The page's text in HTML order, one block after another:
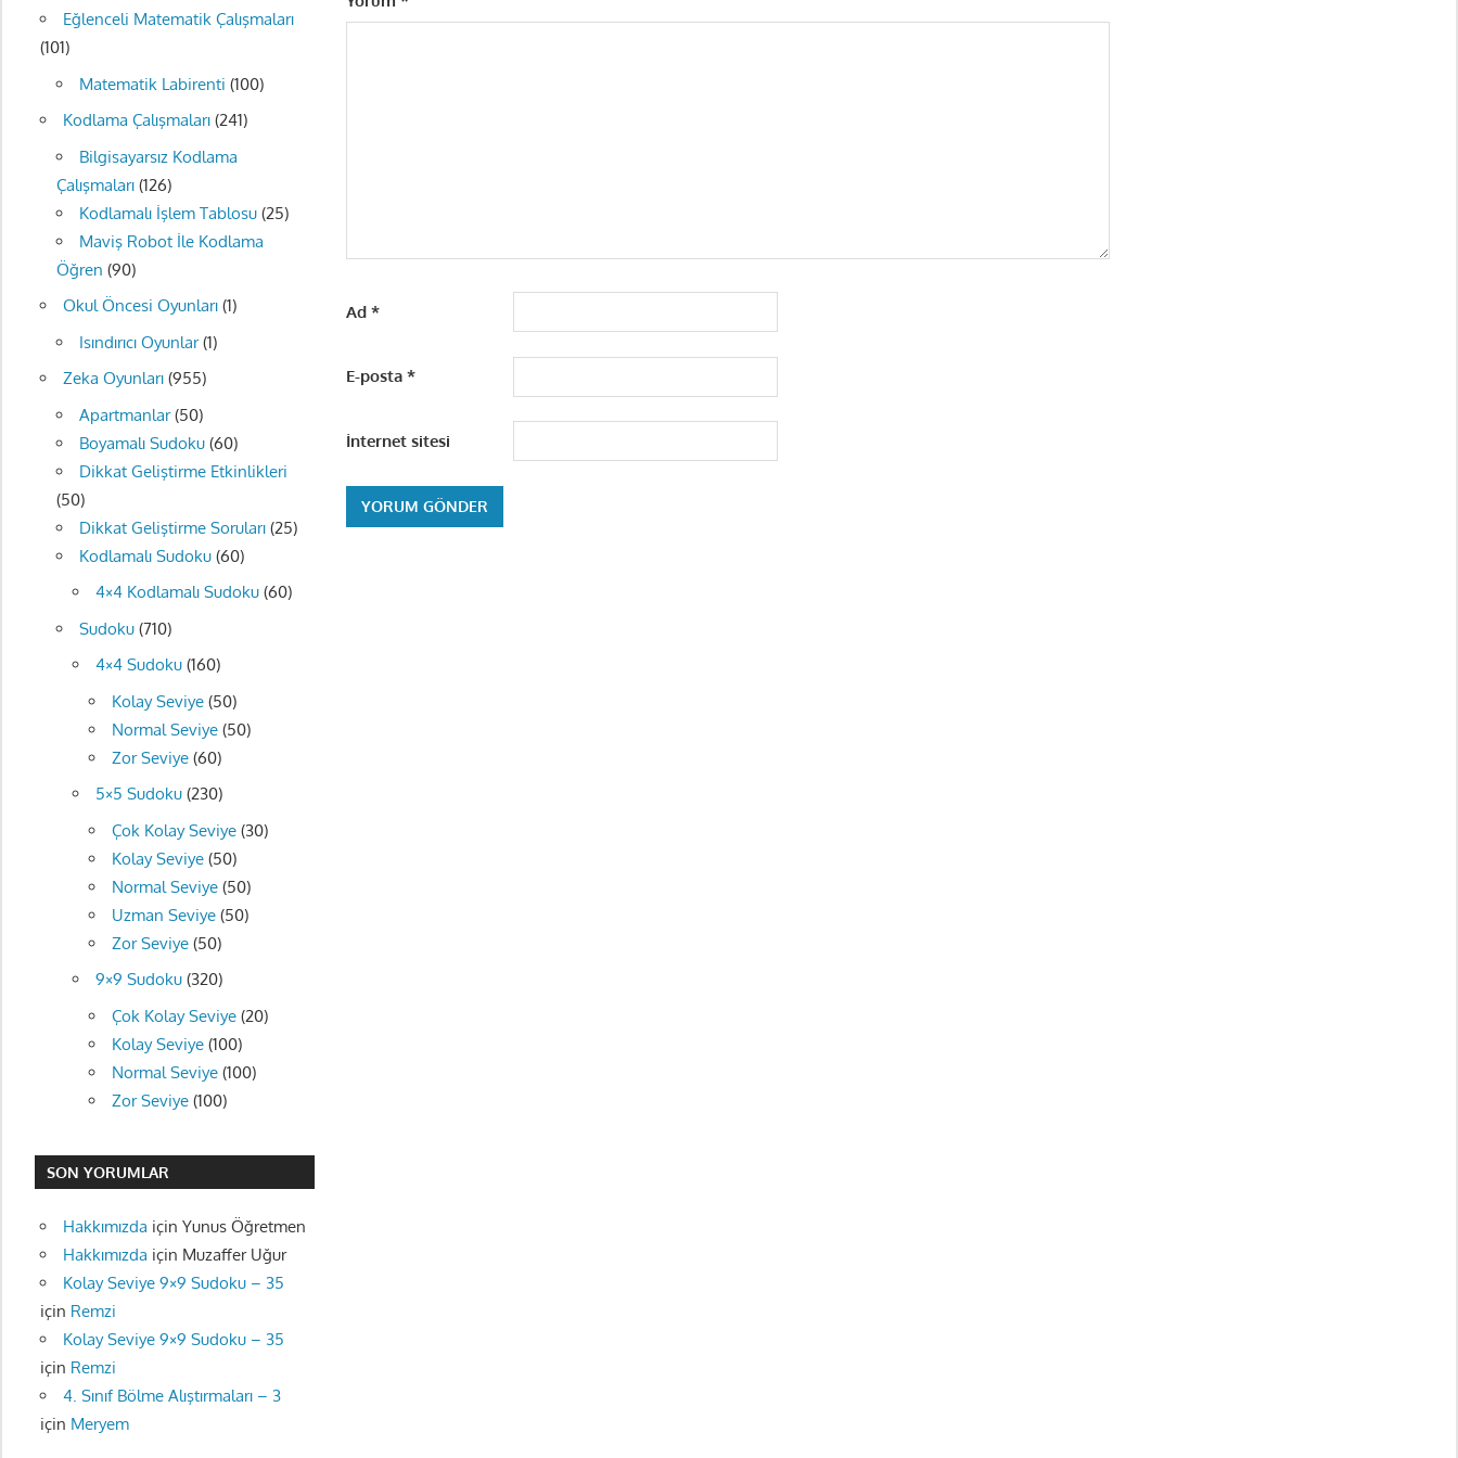
Ad*
E-posta*
İnternet sitesi
Eğlenceli Matematik Çalışmaları
(101)
Matematik Labirenti (100)
Kodlama Çalışmaları(241)
Bilgisayarsız Kodlama
Çalışmaları(126)
Kodlamalı İşlem Tablosu(25)
Maviş Robot İle Kodlama
Öğren (90)
Okul Öncesi Oyunları(1)
Isındırıcı Oyunlar(1)
Zeka Oyunları(955)
Apartmanlar(50)
Boyamalı Sudoku(60)
Dikkat Geliştirme Etkinlikleri
(50)
Dikkat Geliştirme Soruları(25)
Kodlamalı Sudoku(60)
4×4 Kodlamalı Sudoku(60)
Sudoku(710)
4×4 Sudoku(160)
Kolay Seviye(50)
Normal Seviye(50)
Zor Seviye(60)
5×5 Sudoku(230)
Çok Kolay Seviye(30)
Kolay Seviye(50)
Normal Seviye(50)
Uzman Seviye(50)
Zor Seviye(50)
9×9 Sudoku(320)
Çok Kolay Seviye(20)
Kolay Seviye(100)
Normal Seviye(100)
Zor Seviye(100)
SON YORUMLAR
Hakkımızda için Yunus Öğretmen
Hakkımızda için Muzaffer Uğur
Kolay Seviye 9×9 Sudoku – 35
için Remzi
Kolay Seviye 9×9 Sudoku – 35
için Remzi
4. Sınıf Bölme Alıştırmaları – 3
için Meryem